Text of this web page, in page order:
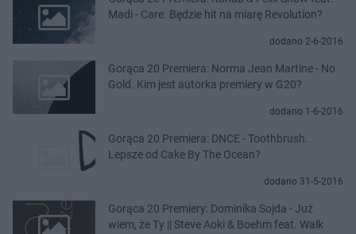
Madi - Care. Będzie hit na miarę Revolution?
dodano 2-6-2016
Gorąca 20 Premiera: Norma Jean Martine - No
Gold. Kim jest autorka premiery w G20?
dodano 1-6-2016
Gorąca 20 Premiera: DNCE - Toothbrush.
Lepsze od Cake By The Ocean?
dodano 31-5-2016
Gorąca 20 Premiery: Dominika Sojda - Już
wiem, że Ty || Steve Aoki & Boehm feat. Walk